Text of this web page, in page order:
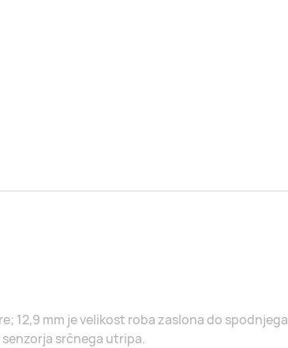
12,9 mm je velikost roba zaslona do
srčnega utripa.